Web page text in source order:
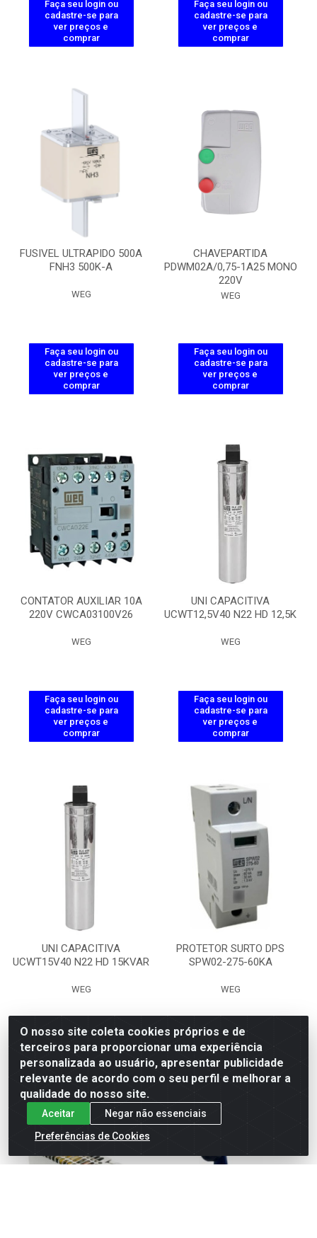
Faça seu login ou
cadastre-se para
ver preços e
comprar
Faça seu login ou
cadastre-se para
ver preços e
comprar
FUSIVEL ULTRAPIDO 500A
FNH3 500K-A
WEG
Faça seu login ou
cadastre-se para
ver preços e
comprar
CHAVEPARTIDA
PDWM02A/0,75-1A25 MONO
220V
WEG
Faça seu login ou
cadastre-se para
ver preços e
comprar
CONTATOR AUXILIAR 10A
220V CWCA03100V26
WEG
Faça seu login ou
cadastre-se para
ver preços e
comprar
UNI CAPACITIVA
UCWT12,5V40 N22 HD 12,5K
WEG
Faça seu login ou
cadastre-se para
ver preços e
comprar
UNI CAPACITIVA
UCWT15V40 N22 HD 15KVAR
WEG
Faça seu login ou
cadastre-se para
ver preços e
comprar
PROTETOR SURTO DPS
SPW02-275-60KA
WEG
Faça seu login ou
cadastre-se para
ver preços e
comprar
O nosso site coleta cookies próprios e de
terceiros para proporcionar uma experiência
personalizada ao usuário, apresentar publicidade
relevante de acordo com o seu perfil e melhorar a
qualidade do nosso site.
Aceitar
Negar não essenciais
Preferências de Cookies